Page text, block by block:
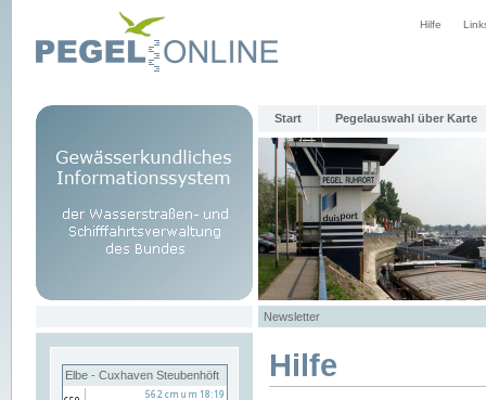
Hilfe
Start Pegelauswahl über Karte
Newsletter
Elbe - Cuxhaven Steubenhöft Hilfe